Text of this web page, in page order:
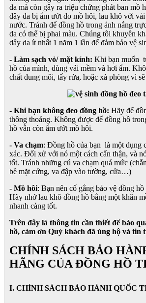
da mà còn gây ra triệu chứng phát ban mồ
dây da bị ẩm ướt do mồ hôi, lau khô với
nước. Tránh để đồng hồ trong ánh nắng
da có thể bị phai màu. Chúng tôi khuyên
dây da ít nhất 1 năm 1 lần để đảm bảo vệ
- Làm sạch vỏ/ mặt kính: Khi bạn muốn
hồ của mình, dùng vải mềm và hơi ẩm.
chất dung môi, tẩy rửa, hoặc xà phòng vì
- Khi bạn không đeo đồng hồ: Hãy để
thông thoáng. Không được để đồng hồ
hồ vẫn còn ẩm ướt mồ hôi.
- Va chạm: Đồng hồ của bạn là một dụng
xác. Đối xử với nó một cách cẩn thận, và
tốt. Tránh những cú va chạm quá mức
bề mặt cứng, va đập vào tường, cửa…)
- Mồ hôi: Bạn nên cố gắng bảo vệ đồng
Hãy nhớ lau khô đồng hồ bằng một khăn
nhanh càng tốt.
Trên đây là thông tin cần thiết để bảo
hồ, cảm ơn Quý khách đã ủng hộ và tin
CHÍNH SÁCH BẢO
HÃNG CỦA ĐỒNG HỒ
I. CHÍNH SÁCH BẢO HÀNH QUỐC